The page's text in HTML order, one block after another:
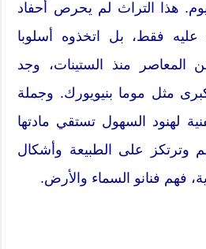
هذا التراث لم يحرص أحفاد
عليه فقط، بل اتخذوه أسلوبا
المعاصر منذ الستينات، وجد
مثل موما بنيويورك. وجملة
لهنود السهول تستقي مادتها
وترتكز على الطبيعة وأشكال
فهم فنانو السماء والأرض.